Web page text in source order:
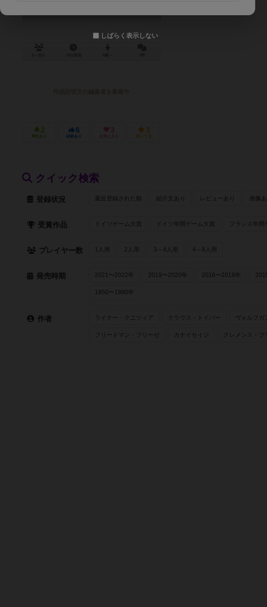
2
興味あり
6
経験あり
3
お気に入り
3
持ってる
クイック検索
登録状況 最近登録された順 紹介文あり レビューあり 画像
受賞作品 ドイツゲーム大賞 ドイツ年間ゲーム大賞 フランス年間
プレイヤー数 1人用 2人用 3～4人用 4～8人用
発売時期 2021〜2022年 2019〜2020年 2016〜2018年
1950〜1980年
作者 ライナー・クニツィア クラウス・トイバー ヴォルフ
フリードマン・フリーゼ カナイセイジ クレメンス・フ
しばらく表示しない